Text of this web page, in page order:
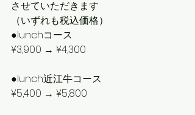
させていただきます
（いずれも税込価格）
●lunchコース
¥3,900 → ¥4,300
●lunch近江牛コース
¥5,400 → ¥5,800